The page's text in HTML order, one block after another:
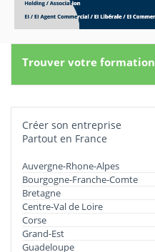
Trouver votre formation
Créer son entreprise
Partout en France
Auvergne-Rhone-Alpes
Bourgogne-Franche-Comte
Bretagne
Centre-Val de Loire
Corse
Grand-Est
Guadeloupe